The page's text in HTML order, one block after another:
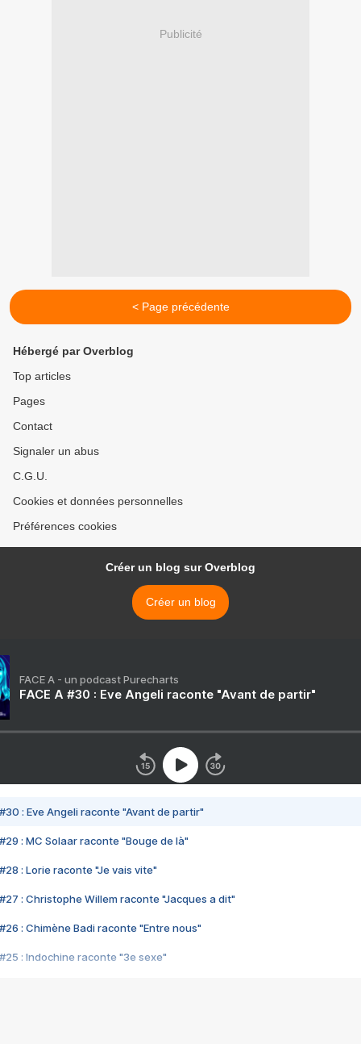
Publicité
< Page précédente
Hébergé par Overblog
Top articles
Pages
Contact
Signaler un abus
C.G.U.
Cookies et données personnelles
Préférences cookies
Créer un blog sur Overblog
Créer un blog
FACE A - un podcast Purecharts
FACE A #30 : Eve Angeli raconte "Avant de partir"
#30 : Eve Angeli raconte "Avant de partir"
#29 : MC Solaar raconte "Bouge de là"
#28 : Lorie raconte "Je vais vite"
#27 : Christophe Willem raconte "Jacques a dit"
#26 : Chimène Badi raconte "Entre nous"
#25 : Indochine raconte "3e sexe"